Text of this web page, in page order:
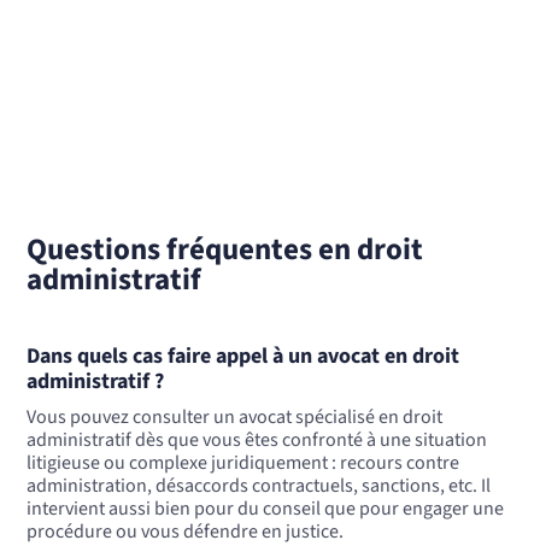
Questions fréquentes en droit
administratif
Dans quels cas faire appel à un avocat en droit
administratif ?
Vous pouvez consulter un avocat spécialisé en droit
administratif dès que vous êtes confronté à une situation
litigieuse ou complexe juridiquement : recours contre
administration, désaccords contractuels, sanctions, etc. Il
intervient aussi bien pour du conseil que pour engager une
procédure ou vous défendre en justice.